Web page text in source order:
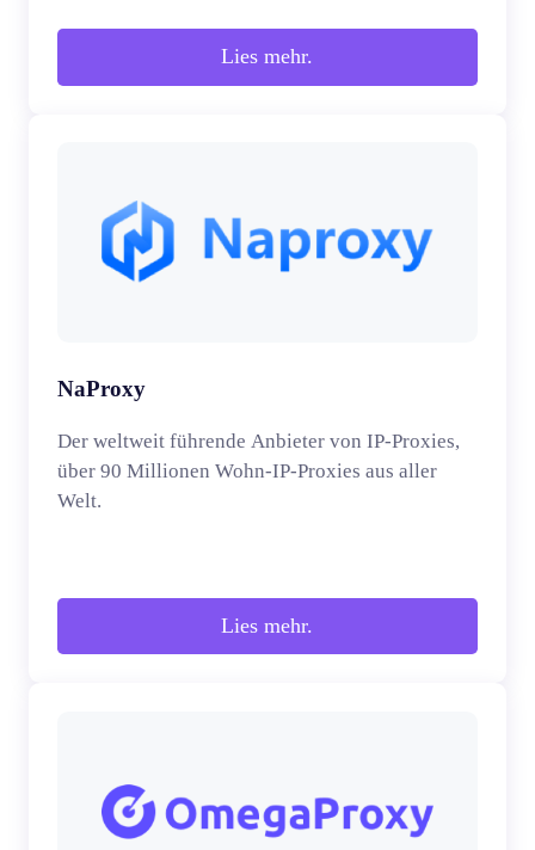
Lies mehr.
NaProxy
Der weltweit führende Anbieter von IP-Proxies,
über 90 Millionen Wohn-IP-Proxies aus aller
Welt.
Lies mehr.